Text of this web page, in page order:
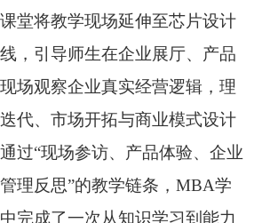
堂将教学现场延伸至芯片设计
，引导师生在企业展厅、产品
场观察企业真实经营逻辑，理
代、市场开拓与商业模式设计
过“现场参访、产品体验、企业
理反思”的教学链条 ， MBA学
完成了一次从知识学习到能力